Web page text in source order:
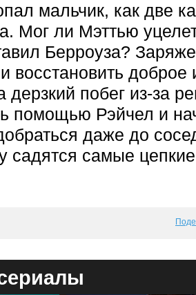
мальчик, как две
Мог ли Мэттью
Берроуза?
восстановить
дерзкий побег из-за
помощью Рэйчел и
даже до
садятся самые